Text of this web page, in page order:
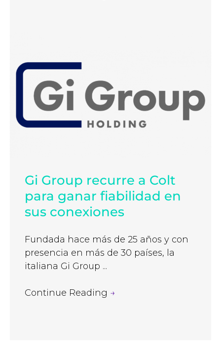
Gi Group recurre a Colt
para ganar fiabilidad en
sus conexiones
Fundada hace más de 25 años y con
presencia en más de 30 países, la
italiana Gi Group ...
Continue Reading →